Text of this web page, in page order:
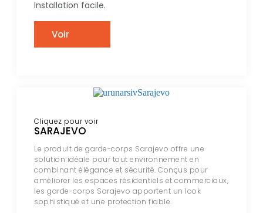
Installation facile.
Voir
Cliquez pour voir
SARAJEVO
Le produit de garde-corps Sarajevo offre une
solution idéale pour tout environnement en
combinant élégance et sécurité. Conçus pour
améliorer les espaces résidentiels et commerciaux,
les garde-corps Sarajevo apportent un look
sophistiqué et une protection fiable.